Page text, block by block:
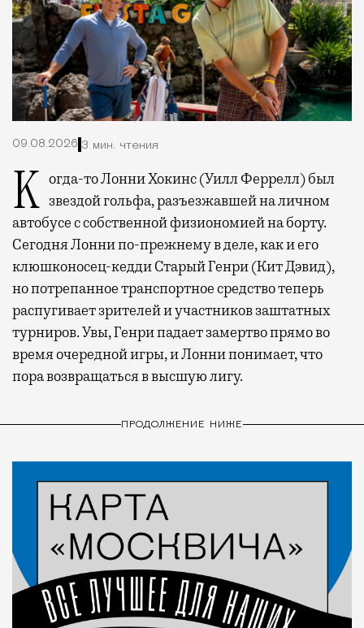
09.08.2026 3 мин. чтения
Когда-то Лонни Хокинс (Уилл Феррелл) был звездой гольфа, разъезжавшей на личном
автобусе с собственной физиономией на борту.
Сегодня Лонни по-прежнему в деле, как и его
клюшконосец-кедди Старый Генри (Кит Дэвид),
но потрепанное транспортное средство теперь
распугивает зрителей и участников заштатных
турниров. Увы, Генри падает замертво прямо во
время очередной игры, и Лонни понимает, что
пора возвращаться в высшую лигу.
ПРОДОЛЖЕНИЕ НИЖЕ